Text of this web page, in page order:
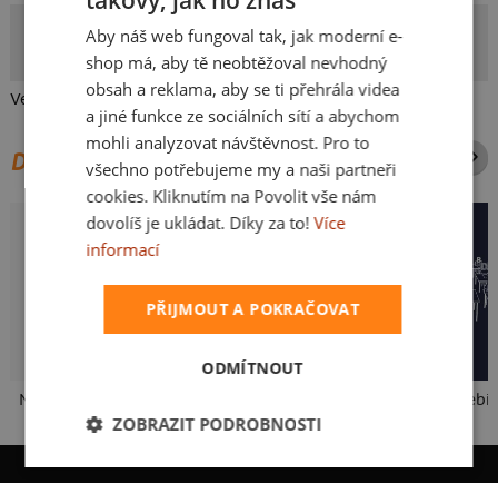
Frodoman
Autor potisku
Velikonoční vajíčka pro všechny fanoušky sci-fi.
DALŠÍ POTISKY ZE STEJNÉ KATEGORIE
Neklidný bez piva
SLOVAK
Aby náš web fungoval tak, jak moderní e-
shop má, aby tě neobtěžoval nevhodný
obsah a reklama, aby se ti přehrála videa
a jiné funkce ze sociálních sítí a abychom
mohli analyzovat návštěvnost. Pro to
všechno potřebujeme my a naši partneři
cookies. Kliknutím na Povolit vše nám
dovolíš je ukládat. Díky za to! Více
informací
PŘIJMOUT A POKRAČOVAT
ODMÍTNOUT
ZOBRAZIT PODROBNOSTI